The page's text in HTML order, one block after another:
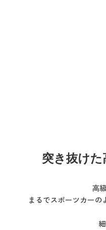
突き抜けた
高
まるでスポーツカーの